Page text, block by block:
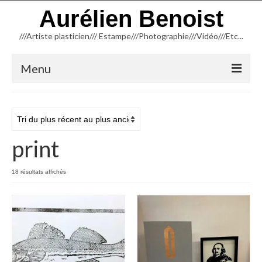
Aurélien Benoist
///Artiste plasticien/// Estampe///Photographie///Vidéo///Etc...
Menu
NEWSLETTER
BLOG
INFORMATIONS
TAILLE D’ÉPARGNE (Linogravure)
print
18 résultats affichésTrié
plus
ancien